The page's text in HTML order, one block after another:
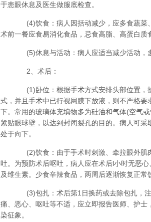
于患眼休息及医生做服底检查。
(4)饮食：病人因括动减少，应多食蔬菜
术前一餐应食易消化食品，忌食高脂、高蛋白质
(5)休息与活动：病人应适当减少活动，
2、术后：
(1)卧位：根据手术方式安排头部位置，
式，并且手术中已行视网膜下放液，则不严格
下。常用的玻璃体充填物多为硅油和气体(空气
紧贴眼球壁，以达到封闭裂孔的目的。病人可
处于向下。
(2)饮食：由于手术时刺激、牵拉眼外肌
吐。为预防术后呕吐，病人应在术后l小时无恶
及维生素。少食辛辣食品，两周后逐渐恢复正常
(3)包扎：术后第1日换药或去除包扎，注
痛、恶心、呕吐等不适，应立即报告医师、护
染征象。